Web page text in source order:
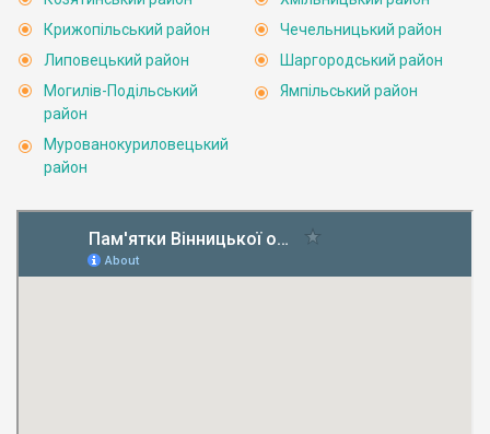
Крижопільський район
Липовецький район
Могилів-Подільський
район
Мурованокуриловецький
район
Чечельницький район
Шаргородський район
Ямпільський район